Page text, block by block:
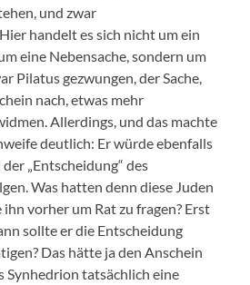
und zwar
handelt es sich nicht um ein
eine Nebensache, sondern um
Pilatus gezwungen, der Sache,
nach, etwas mehr
Allerdings, und das machte
deutlich: Er würde ebenfalls
„Entscheidung“ des
Was hatten denn diese Juden
vorher um Rat zu fragen? Erst
sollte er die Entscheidung
Das hätte ja den Anschein
Synhedrion tatsächlich eine